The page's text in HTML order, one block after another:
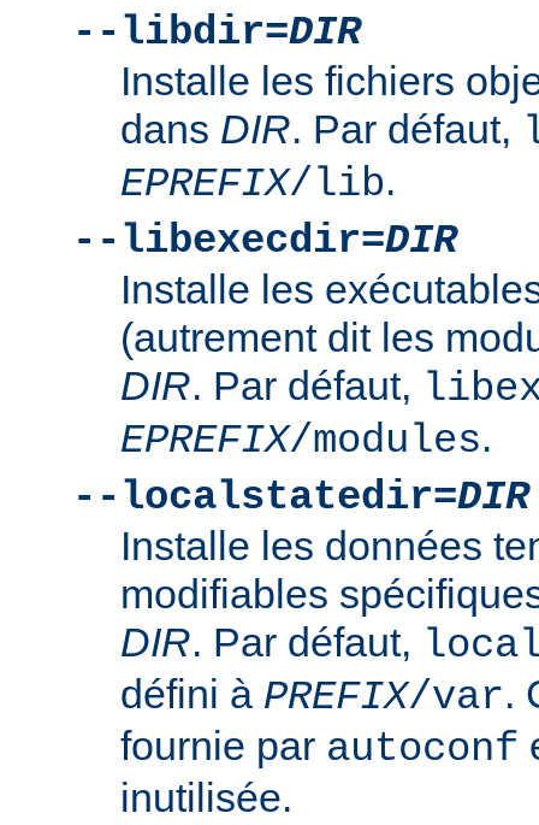
--libdir=DIR
Installe les fichiers
dans DIR. Par défaut,
EPREFIX/lib.
--libexecdir=DIR
Installe les
(autrement dit les
DIR. Par défaut,
EPREFIX/modules.
--localstatedir=DIR
Installe les données
modifiables
DIR. Par défaut,
défini à PREFIX/var.
fournie par autoconf
inutilisée.